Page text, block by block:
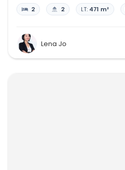
2 2 LT: 471 m²
Lena Jo